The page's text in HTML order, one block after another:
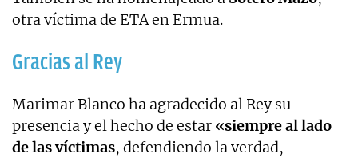
otra víctima de ETA en Ermua.
Gracias al Rey
Marimar Blanco ha agradecido al Rey su
presencia y el hecho de estar «siempre al lado
de las víctimas, defendiendo la verdad,